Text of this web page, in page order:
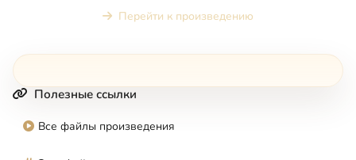
Перейти к произведению
Полезные ссылки
Все файлы произведения